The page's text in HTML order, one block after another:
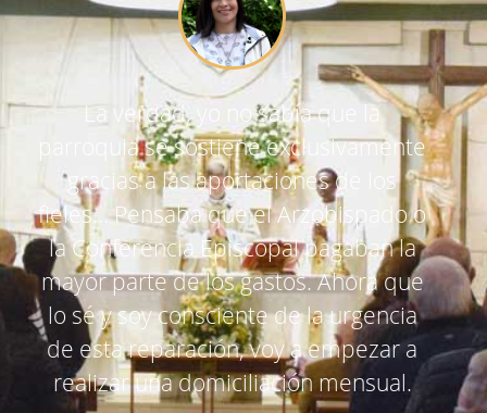
La verdad, yo no sabía que la
parroquia se sostiene exclusivamente
gracias a las aportaciones de los
fieles… Pensaba que el Arzobispado o
la Conferencia Episcopal pagaban la
mayor parte de los gastos. Ahora que
lo sé y soy consciente de la urgencia
de esta reparación, voy a empezar a
realizar una domiciliación mensual.